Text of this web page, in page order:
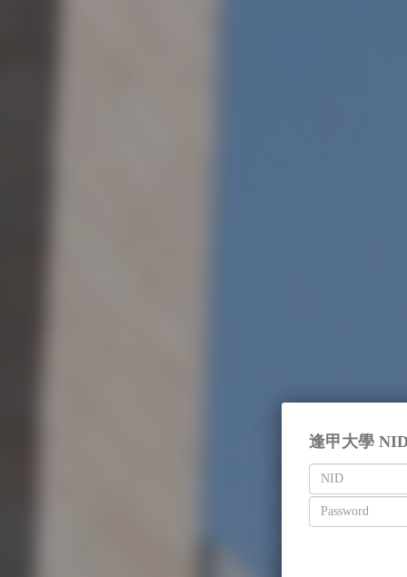
逢甲大學